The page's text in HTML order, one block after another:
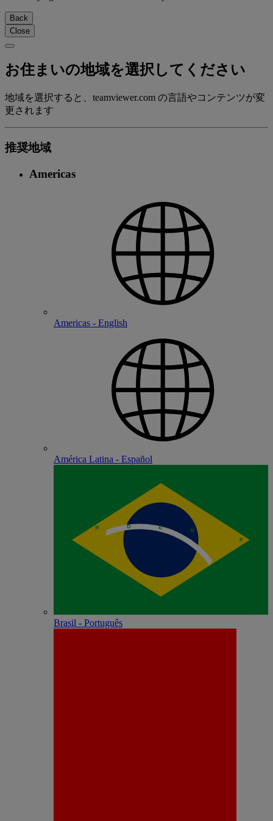
Back
Close
お住まいの地域を選択してください
地域を選択すると、teamviewer.com の言語やコンテンツが変
更されます
推奨地域
Americas
Americas - English
América Latina - Español
Brasil - Português